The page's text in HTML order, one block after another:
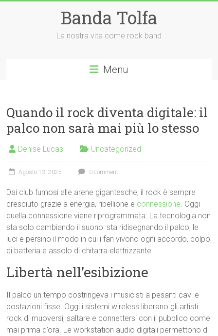
Banda Tolfa
La nostra vita come rock band
Menu
Quando il rock diventa digitale: il
palco non sarà mai più lo stesso
Denise Lucas Uncategorized
Agosto 13, 2025 0 commenti
Dai club fumosi alle arene gigantesche, il rock è sempre
cresciuto grazie a energia, ribellione e connessione. Oggi
quella connessione viene riprogrammata. La tecnologia non
sta solo cambiando il suono: sta ridisegnando il palco, le
luci e persino il modo in cui i fan vivono ogni accordo, colpo
di batteria e assolo di chitarra elettrizzante.
Libertà nell’esibizione
Il palco un tempo costringeva i musicisti a pesanti cavi e
postazioni fisse. Oggi i sistemi wireless liberano gli artisti
rock di muoversi, saltare e connettersi con il pubblico come
mai prima d’ora. Le workstation audio digitali permettono di